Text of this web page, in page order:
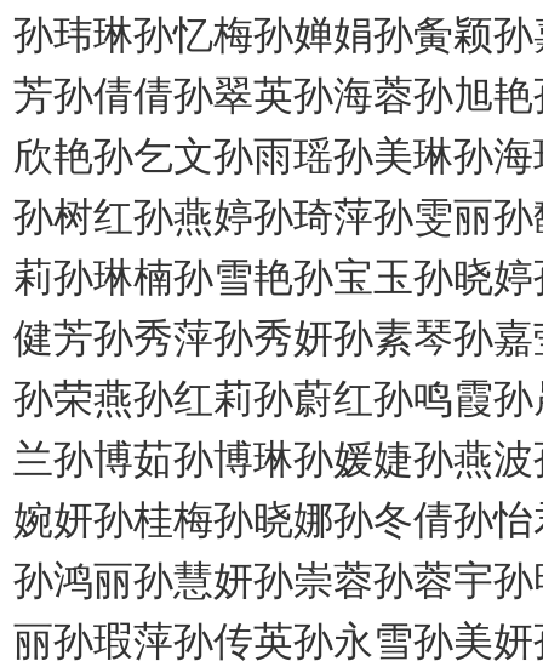
孙玮琳孙忆梅孙婵娟孙夤颖
芳孙倩倩孙翠英孙海蓉孙旭
欣艳孙乞文孙雨瑶孙美琳孙
孙树红孙燕婷孙琦萍孙雯丽
莉孙琳楠孙雪艳孙宝玉孙晓
健芳孙秀萍孙秀妍孙素琴孙
孙荣燕孙红莉孙蔚红孙鸣霞
兰孙博茹孙博琳孙媛婕孙燕
婉妍孙桂梅孙晓娜孙冬倩孙
孙鸿丽孙慧妍孙崇蓉孙蓉宇
丽孙瑕萍孙传英孙永雪孙美